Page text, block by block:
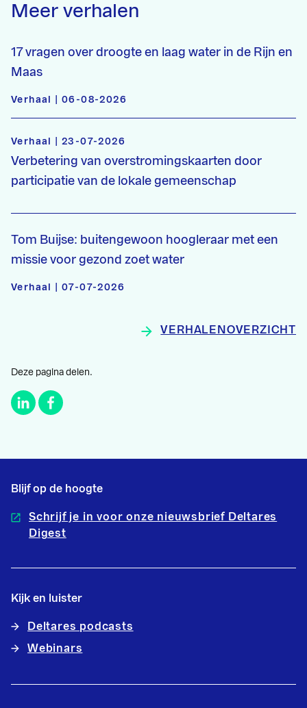
Meer verhalen
17 vragen over droogte en laag water in de Rijn en
Maas
Verhaal | 06-08-2026
Verhaal | 23-07-2026
Verbetering van overstromingskaarten door
participatie van de lokale gemeenschap
Tom Buijse: buitengewoon hoogleraar met een
missie voor gezond zoet water
Verhaal | 07-07-2026
VERHALENOVERZICHT
Deze pagina delen.
Blijf op de hoogte
Schrijf je in voor onze nieuwsbrief Deltares
Digest
Kijk en luister
Deltares podcasts
Webinars